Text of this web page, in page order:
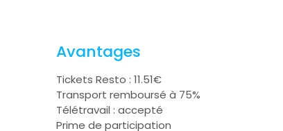
Avantages
Tickets Resto : 11.51€
Transport remboursé à 75%
Télétravail : accepté
Prime de participation